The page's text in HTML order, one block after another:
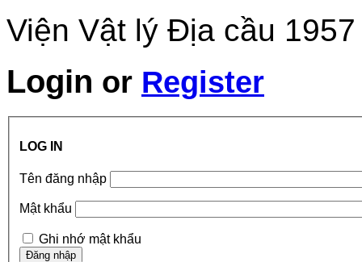
Viện Vật lý Địa cầu
Login or Register
LOG IN
Tên đăng nhập
Mật khẩu
Ghi nhớ mật khẩu